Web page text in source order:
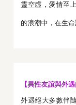
靈空虛，愛情至
的浪潮中，在生
【異性友誼與外遇
外遇絕大多數伴